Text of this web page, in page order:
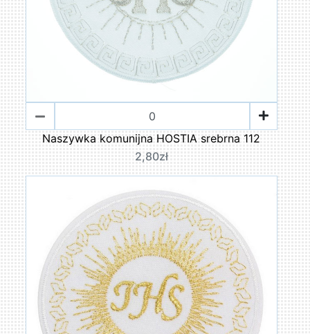
Naszywka komunijna HOSTIA srebrna 112
2,80zł